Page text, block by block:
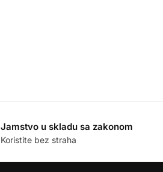
Jamstvo u skladu sa zakonom
Koristite bez straha